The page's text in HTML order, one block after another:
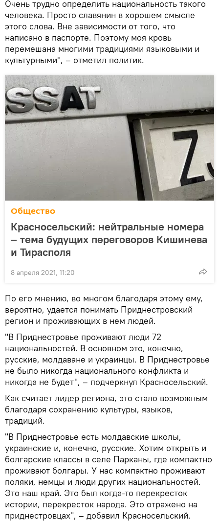
Очень трудно определить национальность такого
человека. Просто славянин в хорошем смысле
этого слова. Вне зависимости от того, что
написано в паспорте. Поэтому моя кровь
перемешана многими традициями языковыми и
культурными", – отметил политик.
Общество
Красносельский: нейтральные номера
– тема будущих переговоров Кишинева
и Тирасполя
8 апреля 2021, 11:20
По его мнению, во многом благодаря этому ему,
вероятно, удается понимать Приднестровский
регион и проживающих в нем людей.
"В Приднестровье проживают люди 72
национальностей. В основном это, конечно,
русские, молдаване и украинцы. В Приднестровье
не было никогда национального конфликта и
никогда не будет", – подчеркнул Красносельский.
Как считает лидер региона, это стало возможным
благодаря сохранению культуры, языков,
традиций.
"В Приднестровье есть молдавские школы,
украинские и, конечно, русские. Хотим открыть и
болгарские классы в селе Парканы, где компактно
проживают болгары. У нас компактно проживают
поляки, немцы и люди других национальностей.
Это наш край. Это был когда-то перекресток
истории, перекресток народа. Это отражено на
приднестровцах", – добавил Красносельский.